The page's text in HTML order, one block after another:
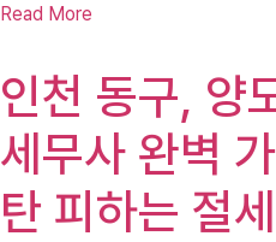
Read More
인천 동구, 양
세무사 완벽
탄 피하는 절